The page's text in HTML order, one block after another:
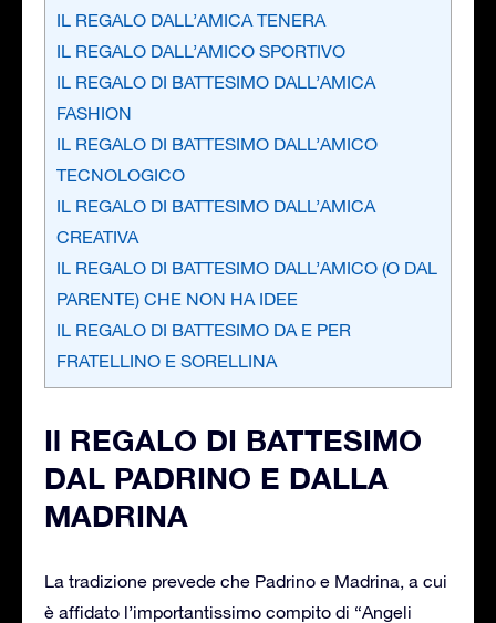
IL REGALO DALL’AMICA TENERA
IL REGALO DALL’AMICO SPORTIVO
IL REGALO DI BATTESIMO DALL’AMICA
FASHION
IL REGALO DI BATTESIMO DALL’AMICO
TECNOLOGICO
IL REGALO DI BATTESIMO DALL’AMICA
CREATIVA
IL REGALO DI BATTESIMO DALL’AMICO (O DAL
PARENTE) CHE NON HA IDEE
IL REGALO DI BATTESIMO DA E PER
FRATELLINO E SORELLINA
Il REGALO DI BATTESIMO
DAL PADRINO E DALLA
MADRINA
La tradizione prevede che Padrino e Madrina, a cui
è affidato l’importantissimo compito di “Angeli